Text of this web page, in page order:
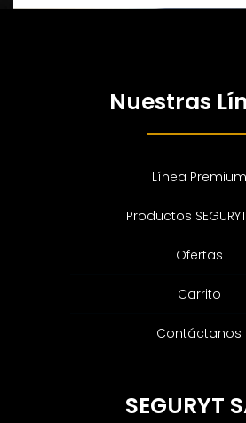
Nuestras
Línea Premium
Productos
Ofertas
Carrito
Contáctanos
SEGURYT